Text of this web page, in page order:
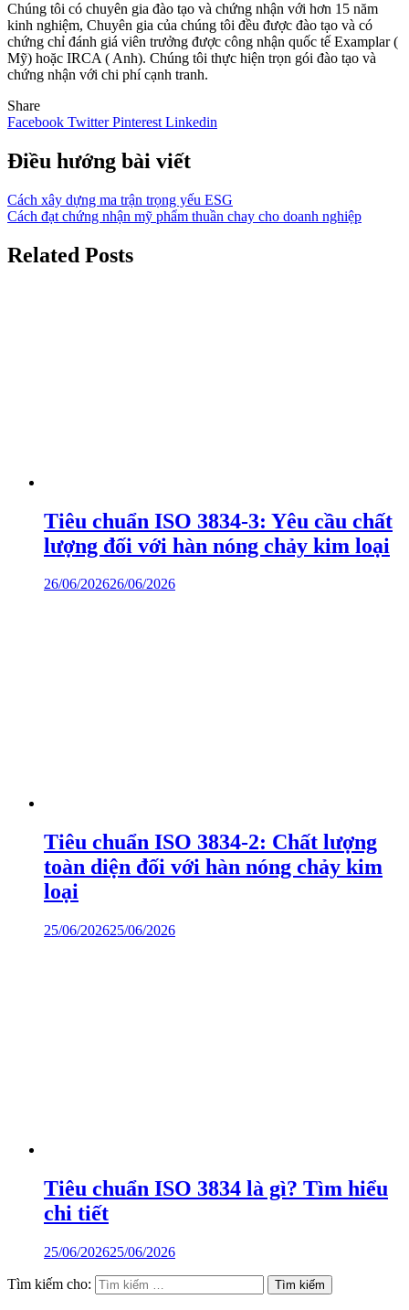
Chúng tôi có chuyên gia đào tạo và chứng nhận với hơn 15 năm
kinh nghiệm, Chuyên gia của chúng tôi đều được đào tạo và có
chứng chỉ đánh giá viên trưởng được công nhận quốc tế Examplar (
Mỹ) hoặc IRCA ( Anh). Chúng tôi thực hiện trọn gói đào tạo và
chứng nhận với chi phí cạnh tranh.
Share
Facebook TwitterPinterest Linkedin
Điều hướng bài viết
Cách xây dựng ma trận trọng yếu ESG
Cách đạt chứng nhận mỹ phẩm thuần chay cho doanh nghiệp
Related Posts
Tiêu chuẩn ISO 3834-3: Yêu cầu chất
lượng đối với hàn nóng chảy kim loại
26/06/202626/06/2026
Tiêu chuẩn ISO 3834-2: Chất lượng
toàn diện đối với hàn nóng chảy kim
loại
25/06/202625/06/2026
Tiêu chuẩn ISO 3834 là gì? Tìm hiểu
chi tiết
25/06/202625/06/2026
Tìm kiếm cho: